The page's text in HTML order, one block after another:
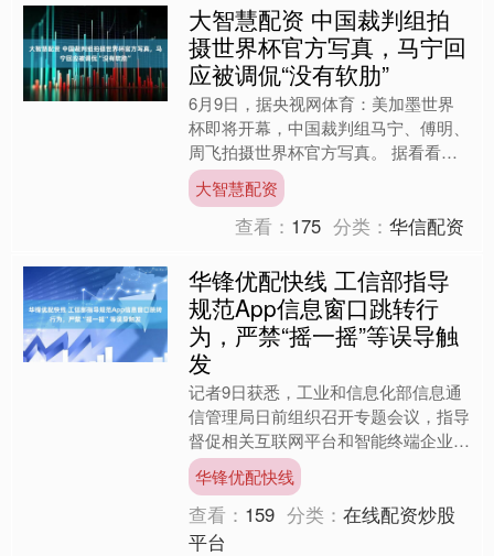
大智慧配资 中国裁判组拍
摄世界杯官方写真，马宁回
应被调侃“没有软肋”
6月9日，据央视网体育：美加墨世界
杯即将开幕，中国裁判组马宁、傅明、
周飞拍摄世界杯官方写真。 据看看新
闻Knews：作为唯一的中国籍主裁判，
马宁已抵达驻地参加体....
大智慧配资
查看： 175 分类：华信配资
华锋优配快线 工信部指导
规范App信息窗口跳转行
为，严禁“摇一摇”等误导触
发
记者9日获悉，工业和信息化部信息通
信管理局日前组织召开专题会议，指导
督促相关互联网平台和智能终端企业，
强化App信息窗口呈现方式的规范管
理，严禁违规呈现信息窗口....
华锋优配快线
查看： 159 分类：在线配资炒股
平台